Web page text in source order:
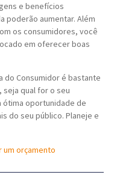
e benefícios
poderão aumentar. Além
os consumidores, você
em oferecer boas
do Consumidor é bastante
seja qual for o seu
ótima oportunidade de
do seu público. Planeje e
um orçamento